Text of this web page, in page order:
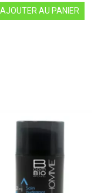
AJOUTER AU PANIER